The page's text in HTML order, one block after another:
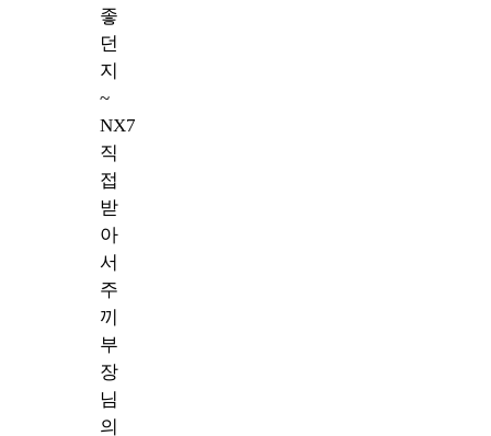
좋
던
지
~
NX7
직
접
받
아
서
주
끼
부
장
님
의